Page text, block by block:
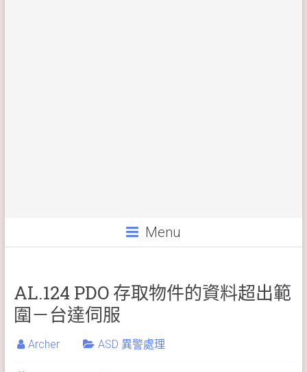
Menu
AL.124 PDO 存取物件的資料超出範
圍－台達伺服
Archer ASD 異警處理